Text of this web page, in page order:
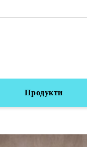
Продукти